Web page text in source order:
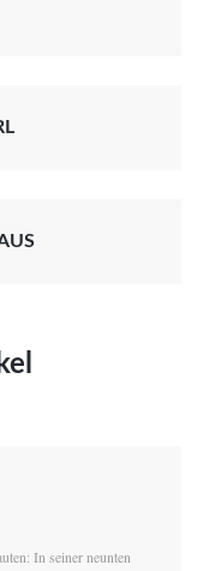
In seiner neunten